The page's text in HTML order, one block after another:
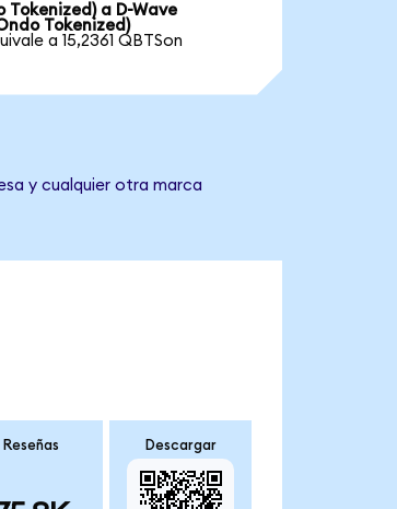
Tokenized) a D-Wave
Tokenized)
a 15,2361 QBTSon
y cualquier otra marca
Reseñas Descargar